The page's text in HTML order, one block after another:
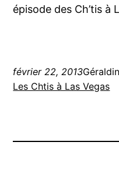
épisode des Ch’tis à
février 22, 2013
Les Chtis à Las Vegas